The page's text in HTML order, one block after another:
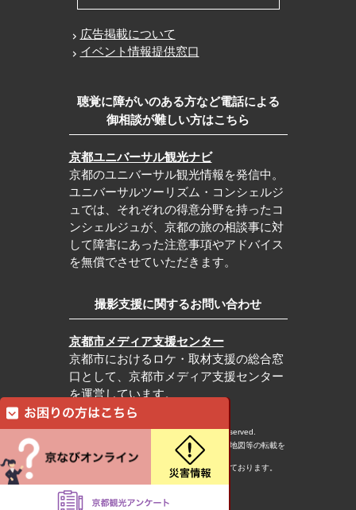
広告掲載について
イベント情報提供窓口
聴覚に障がいのある方など電話による
御相談が難しい方はこちら
京都ユニバーサル観光ナビ
京都のユニバーサル観光情報を発信中。
ユニバーサルツーリズム・コンシェルジ
ュでは、それぞれの得意分野を持ったコ
ンシェルジュが、京都の旅の相談事に対
して障害にあった注意事項やアドバイス
を無償でさせていただきます。
撮影支援に関するお問い合わせ
京都市メディア支援センター
京都市におけるロケ・取材支援の総合窓
口として、京都市メディア支援センター
を運営しています。
c Kyoto City Tourism Association All rights reserved.
※本ホームページの内容・写真・イラスト・地図等の転載を
固くお断りします。
※本ホームページの運営は宿泊税を活用しております。